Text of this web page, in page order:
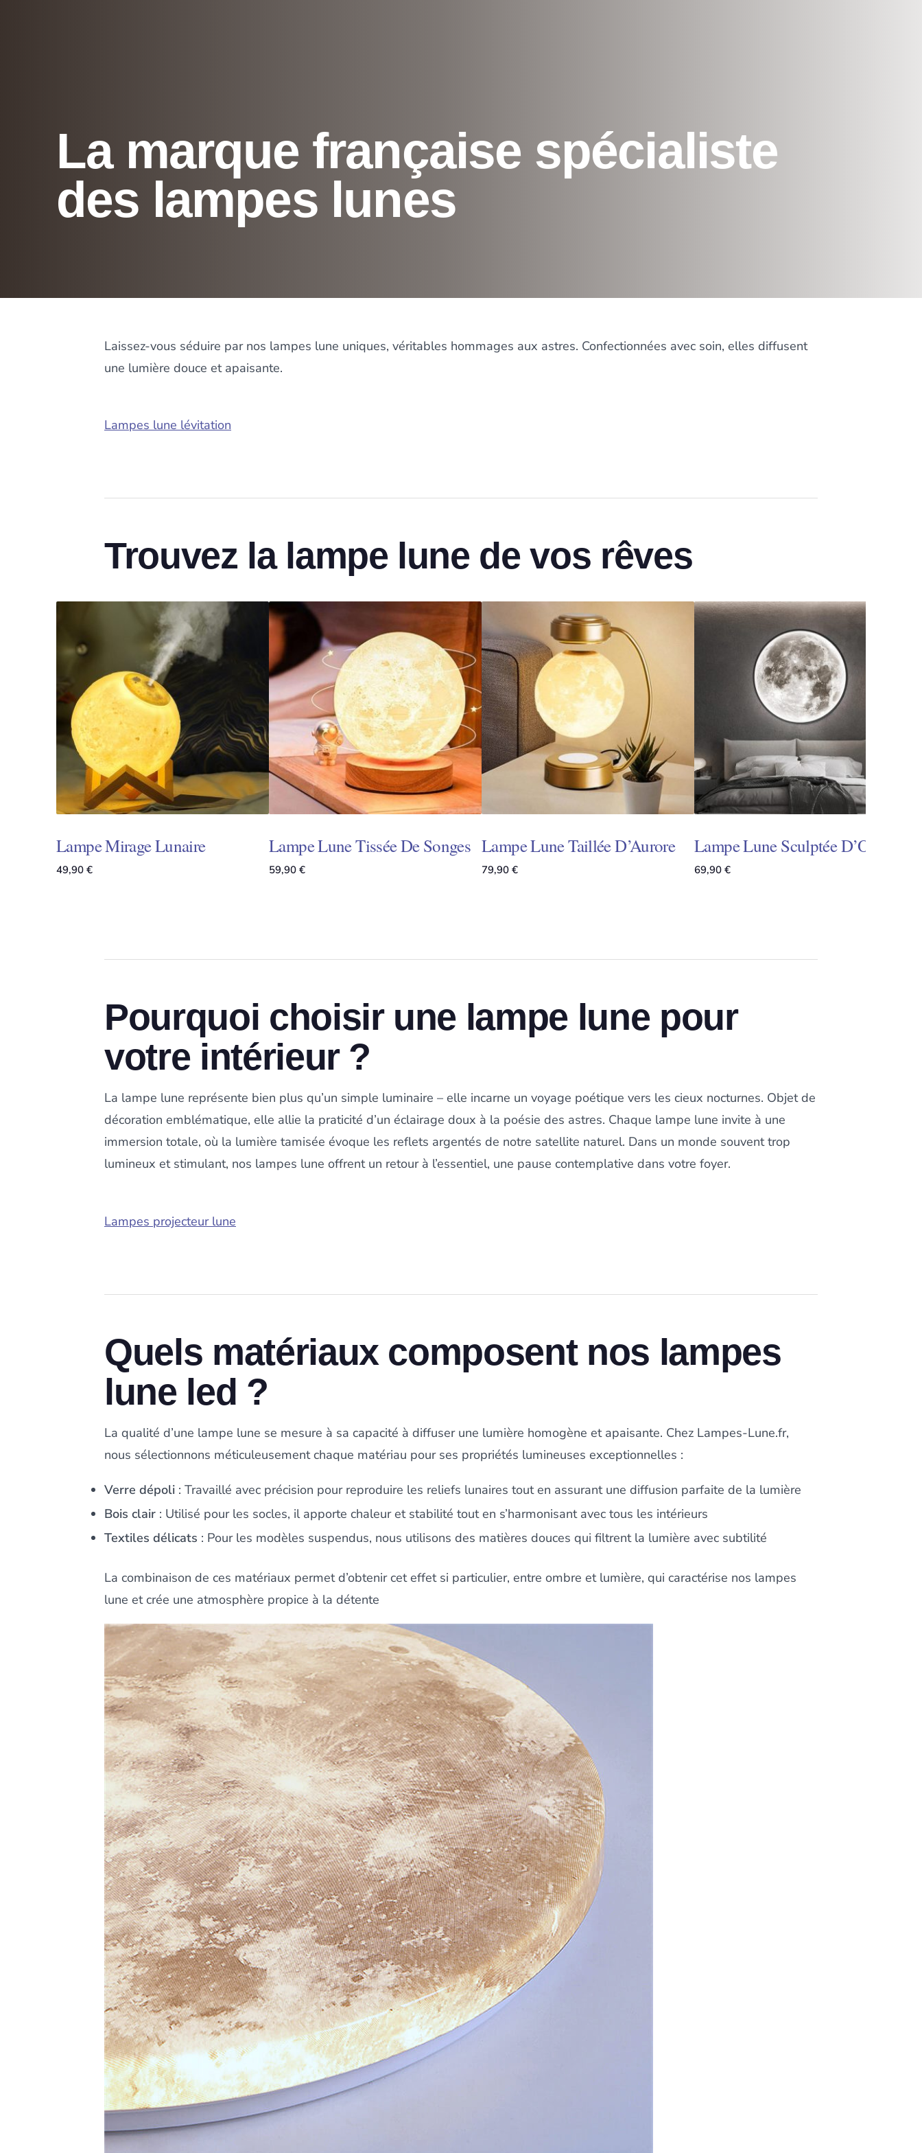
La marque française spécialiste
des lampes lunes
Laissez-vous séduire par nos lampes lune uniques, véritables hommages aux astres. Confectionnées avec soin, elles diffusent
une lumière douce et apaisante.
Lampes lune lévitation
Trouvez la lampe lune de vos rêves
Lampe Mirage Lunaire
49,90 €
Lampe Lune Tissée De Songes
59,90 €
Lampe Lune Taillée D’Aurore
79,90 €
Lampe Lune Sculptée D’Ombre
69,90 €
Pourquoi choisir une lampe lune pour
votre intérieur ?
La lampe lune représente bien plus qu’un simple luminaire – elle incarne un voyage poétique vers les cieux nocturnes. Objet de
décoration emblématique, elle allie la praticité d’un éclairage doux à la poésie des astres. Chaque lampe lune invite à une
immersion totale, où la lumière tamisée évoque les reflets argentés de notre satellite naturel. Dans un monde souvent trop
lumineux et stimulant, nos lampes lune offrent un retour à l’essentiel, une pause contemplative dans votre foyer.
Lampes projecteur lune
Quels matériaux composent nos lampes
lune led ?
La qualité d’une lampe lune se mesure à sa capacité à diffuser une lumière homogène et apaisante. Chez Lampes-Lune.fr,
nous sélectionnons méticuleusement chaque matériau pour ses propriétés lumineuses exceptionnelles :
Verre dépoli : Travaillé avec précision pour reproduire les reliefs lunaires tout en assurant une diffusion parfaite de la lumière
Bois clair : Utilisé pour les socles, il apporte chaleur et stabilité tout en s’harmonisant avec tous les intérieurs
Textiles délicats : Pour les modèles suspendus, nous utilisons des matières douces qui filtrent la lumière avec subtilité
La combinaison de ces matériaux permet d’obtenir cet effet si particulier, entre ombre et lumière, qui caractérise nos lampes
lune et crée une atmosphère propice à la détente